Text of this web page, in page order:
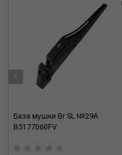
База мушки Br SL №29A
B3177060FV
‹